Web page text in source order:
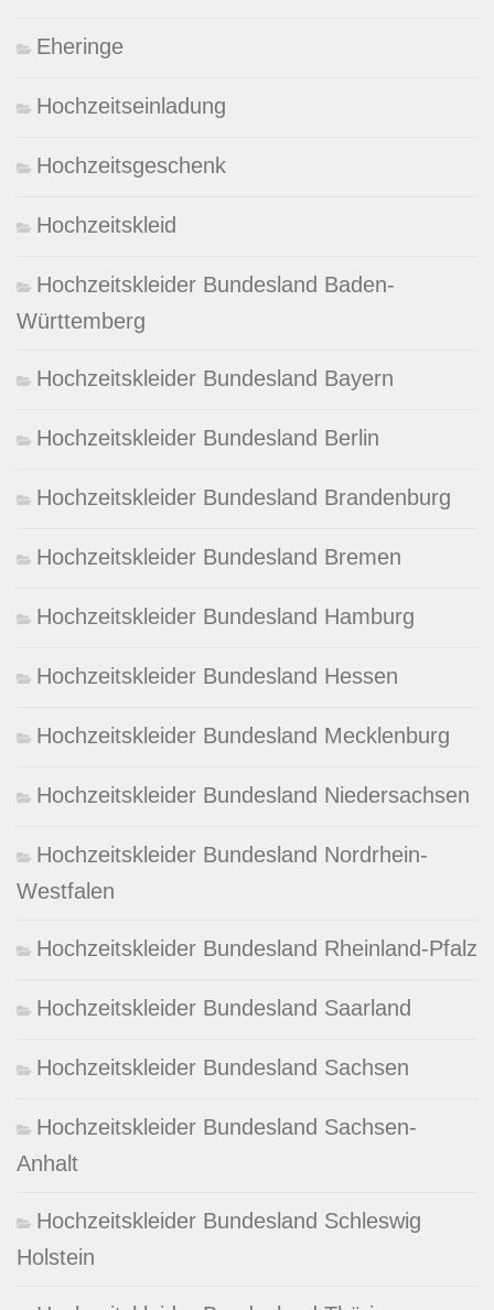
Eheringe
Hochzeitseinladung
Hochzeitsgeschenk
Hochzeitskleid
Hochzeitskleider Bundesland Baden-
Württemberg
Hochzeitskleider Bundesland Bayern
Hochzeitskleider Bundesland Berlin
Hochzeitskleider Bundesland Brandenburg
Hochzeitskleider Bundesland Bremen
Hochzeitskleider Bundesland Hamburg
Hochzeitskleider Bundesland Hessen
Hochzeitskleider Bundesland Mecklenburg
Hochzeitskleider Bundesland Niedersachsen
Hochzeitskleider Bundesland Nordrhein-
Westfalen
Hochzeitskleider Bundesland Rheinland-Pfalz
Hochzeitskleider Bundesland Saarland
Hochzeitskleider Bundesland Sachsen
Hochzeitskleider Bundesland Sachsen-
Anhalt
Hochzeitskleider Bundesland Schleswig
Holstein